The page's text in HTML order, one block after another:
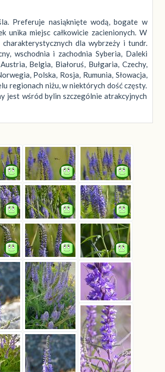
Preferuje nasiąknięte wodą, bogate w
unika miejsc całkowicie zacienionych. W
dla wybrzeży i tundr.
wschodnia i zachodnia Syberia, Daleki
Belgia, Białoruś, Bułgaria, Czechy,
Polska, Rosja, Rumunia, Słowacja,
regionach niżu, w niektórych dość częsty.
jest wśród bylin szczególnie atrakcyjnych